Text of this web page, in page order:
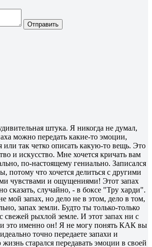
Отправить
штука. Я никогда не думал,
можно передать какие-то эмоции,
так четко описать какую-то вещь. Это
и искусство. Мне хочется кричать вам
по-настоящему гениально. Записался
потому что хочется делиться с другими
чувствами и ощущениями! Этот запах
сказать, случайно, - в боксе "Тру харди".
мой запах, но дело не в этом, дело в том,
запах земли. Будто ты только-только
свежей рыхлой земле. И этот запах ни с
и это именно он! Я не могу понять КАК вы
точно передаете запахи и
старался передавать эмоции в своей